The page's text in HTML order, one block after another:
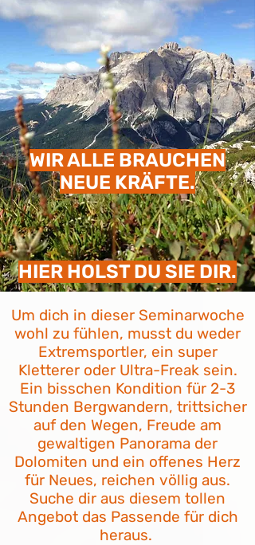
WIR ALLE BRAUCHEN
NEUE KRÄFTE.
HIER HOLST DU SIE DIR.
Um dich in dieser Seminarwoche
wohl zu fühlen, musst du weder
Extremsportler, ein super
Kletterer oder Ultra-Freak sein.
Ein bisschen Kondition für 2-3
Stunden Bergwandern, trittsicher
auf den Wegen, Freude am
gewaltigen Panorama der
Dolomiten und ein offenes Herz
für Neues, reichen völlig aus.
Suche dir aus diesem tollen
Angebot das Passende für dich
heraus.